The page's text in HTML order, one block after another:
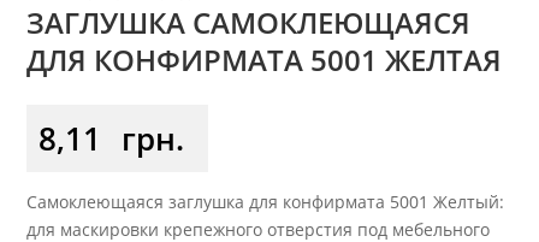
ЗАГЛУШКА САМОКЛЕЮЩАЯСЯ
ДЛЯ КОНФИРМАТА 5001 ЖЕЛТАЯ
8,11 грн.
Самоклеющаяся заглушка для конфирмата 5001 Желтый:
для маскировки крепежного отверстия под мебельного